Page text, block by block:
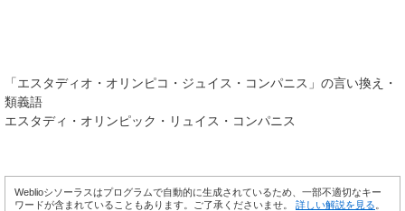
「エスタディオ・オリンピコ・ジュイス・コンパニス 」の言い換え・
類義語
エスタディ・オリンピック・リュイス・コンパニス
Weblioシソーラスはプログラムで自動的に生成されているため、一部不適切なキー
ワードが含まれていることもあります。ご了承くださいませ。 詳しい解説を見る